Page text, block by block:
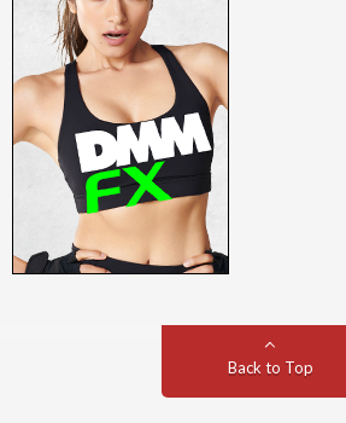
Back to Top